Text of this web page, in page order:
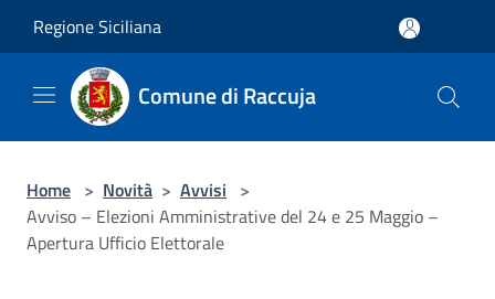
Regione Siciliana
Comune di Raccuja
Home > Novità > Avvisi >
Avviso – Elezioni Amministrative del 24 e 25 Maggio –
Apertura Ufficio Elettorale